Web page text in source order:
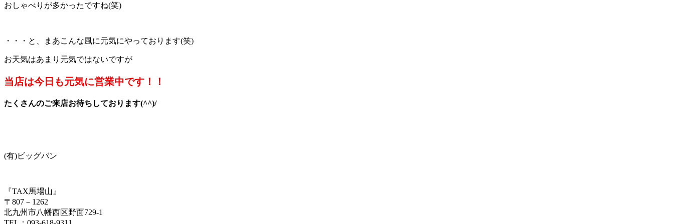
おしゃべりが多かったですね(笑)
・・・と、まあこんな風に元気にやっております(笑)
お天気はあまり元気ではないですが
当店は今日も元気に営業中です！！
たくさんのご来店お待ちしております(^^)/
(有)ビッグバン
『TAX馬場山』
〒807－1262
北九州市八幡西区野面729-1